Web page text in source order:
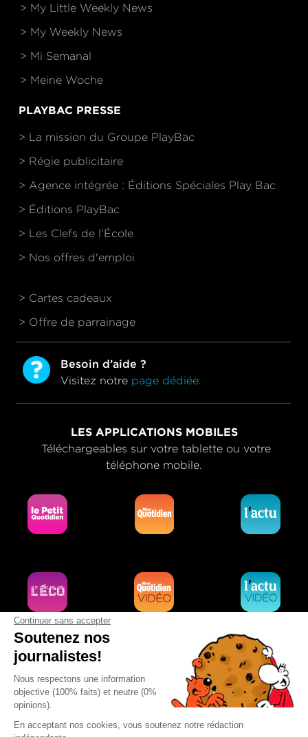
Continuer sans accepter
Soutenez nos
journalistes!
Nous respectons une information
objective (100% faits) et neutre (0%
opinions).
En acceptant nos cookies, vous soutenez notre rédaction
> My Little Weekly News
> My Weekly News
> Mi Semanal
> Meine Woche
PLAYBAC PRESSE
> La mission du Groupe PlayBac
> Régie publicitaire
> Agence intégrée : Éditions Spéciales Play Bac
> Éditions PlayBac
> Les Clefs de l’École
> Nos offres d'emploi
> Cartes cadeaux
> Offre de parrainage
Besoin d’aide ?
Visitez notre page dédiée.
LES APPLICATIONS MOBILES
Téléchargeables sur votre tablette ou votre
téléphone mobile.